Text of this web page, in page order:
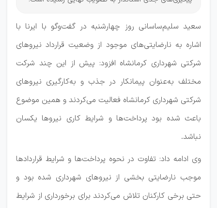
سعید سلیم‌ساسانی روز چهارشنبه در گفت‌وگو با ایرنا با
اشاره به نارضایتی‌های موجود از وضعیت قرارداد نیروهای
شرکتی شهرداری کرمانشاه افزود: پیش از این چند شرکت
مختلف به‌عنوان پیمانکار در جذب و به‌کارگیری نیروهای
شرکتی شهرداری کرمانشاه فعالیت می‌کردند و همین موضوع
باعث شده بود پرداخت‌ها و شرایط کاری نیروها یکسان
نباشد.
وی ادامه داد: تفاوت در نحوه پرداخت‌ها و شرایط قراردادها
موجب نارضایتی بخشی از نیروهای شهرداری شده بود و
حتی برخی کارکنان تلاش می‌کردند برای برخورداری از شرایط